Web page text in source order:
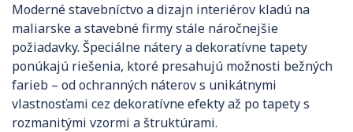
Moderné stavebníctvo a dizajn interiérov kladú na
maliarske a stavebné firmy stále náročnejšie
požiadavky. Špeciálne nátery a dekoratívne tapety
ponúkajú riešenia, ktoré presahujú možnosti bežných
farieb – od ochranných náterov s unikátnymi
vlastnosťami cez dekoratívne efekty až po tapety s
rozmanitými vzormi a štruktúrami.